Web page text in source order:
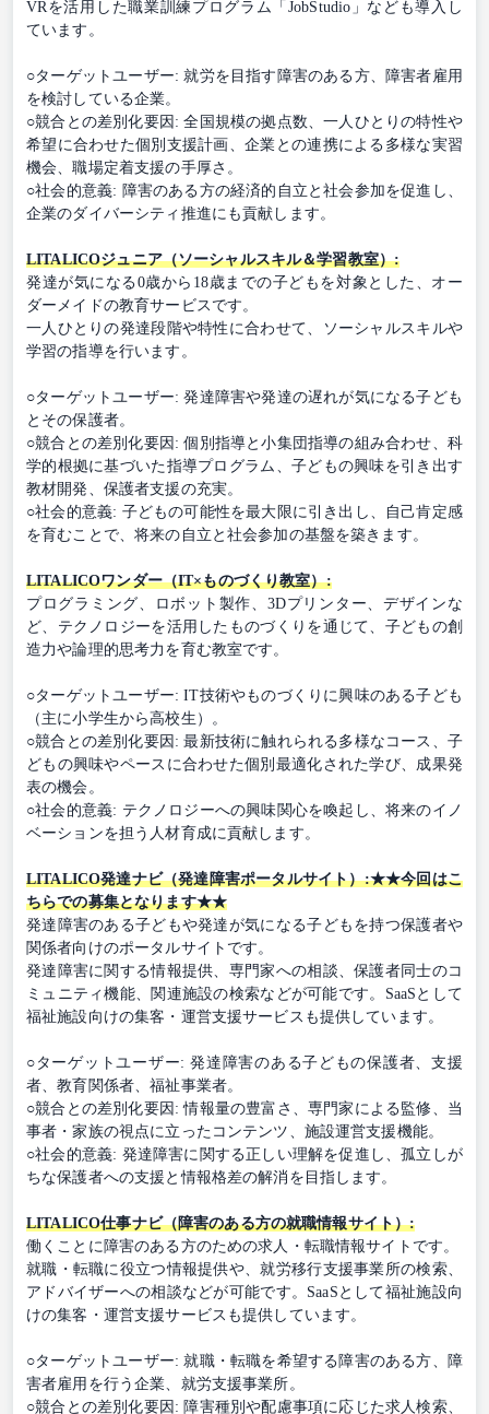
VRを活用した職業訓練プログラム「JobStudio」なども導入し
ています。
○ターゲットユーザー: 就労を目指す障害のある方、障害者雇用
を検討している企業。
○競合との差別化要因: 全国規模の拠点数、一人ひとりの特性や
希望に合わせた個別支援計画、企業との連携による多様な実習
機会、職場定着支援の手厚さ。
○社会的意義: 障害のある方の経済的自立と社会参加を促進し、
企業のダイバーシティ推進にも貢献します。
LITALICOジュニア（ソーシャルスキル＆学習教室）:
発達が気になる0歳から18歳までの子どもを対象とした、オー
ダーメイドの教育サービスです。
一人ひとりの発達段階や特性に合わせて、ソーシャルスキルや
学習の指導を行います。
○ターゲットユーザー: 発達障害や発達の遅れが気になる子ども
とその保護者。
○競合との差別化要因: 個別指導と小集団指導の組み合わせ、科
学的根拠に基づいた指導プログラム、子どもの興味を引き出す
教材開発、保護者支援の充実。
○社会的意義: 子どもの可能性を最大限に引き出し、自己肯定感
を育むことで、将来の自立と社会参加の基盤を築きます。
LITALICOワンダー（IT×ものづくり教室）:
プログラミング、ロボット製作、3Dプリンター、デザインな
ど、テクノロジーを活用したものづくりを通じて、子どもの創
造力や論理的思考力を育む教室です。
○ターゲットユーザー: IT技術やものづくりに興味のある子ども
（主に小学生から高校生）。
○競合との差別化要因: 最新技術に触れられる多様なコース、子
どもの興味やペースに合わせた個別最適化された学び、成果発
表の機会。
○社会的意義: テクノロジーへの興味関心を喚起し、将来のイノ
ベーションを担う人材育成に貢献します。
LITALICO発達ナビ（発達障害ポータルサイト）:★★今回はこ
ちらでの募集となります★★
発達障害のある子どもや発達が気になる子どもを持つ保護者や
関係者向けのポータルサイトです。
発達障害に関する情報提供、専門家への相談、保護者同士のコ
ミュニティ機能、関連施設の検索などが可能です。SaaSとして
福祉施設向けの集客・運営支援サービスも提供しています。
○ターゲットユーザー: 発達障害のある子どもの保護者、支援
者、教育関係者、福祉事業者。
○競合との差別化要因: 情報量の豊富さ、専門家による監修、当
事者・家族の視点に立ったコンテンツ、施設運営支援機能。
○社会的意義: 発達障害に関する正しい理解を促進し、孤立しが
ちな保護者への支援と情報格差の解消を目指します。
LITALICO仕事ナビ（障害のある方の就職情報サイト）:
働くことに障害のある方のための求人・転職情報サイトです。
就職・転職に役立つ情報提供や、就労移行支援事業所の検索、
アドバイザーへの相談などが可能です。SaaSとして福祉施設向
けの集客・運営支援サービスも提供しています。
○ターゲットユーザー: 就職・転職を希望する障害のある方、障
害者雇用を行う企業、就労支援事業所。
○競合との差別化要因: 障害種別や配慮事項に応じた求人検索、